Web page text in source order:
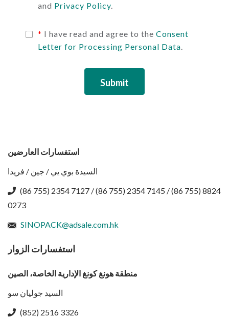
and Privacy Policy.
* I have read and agree to the Consent
Letter for Processing Personal Data.
Submit
استفسارات العارضين
السيدة بوي يي / جين / فريدا
(86 755) 2354 7127 / (86 755) 2354 7145 / (86 755) 8824
0273
SINOPACK@adsale.com.hk
استفسارات الزوار
منطقة هونغ كونغ الإدارية الخاصة، الصين
السيد جوليان سو
(852) 2516 3326